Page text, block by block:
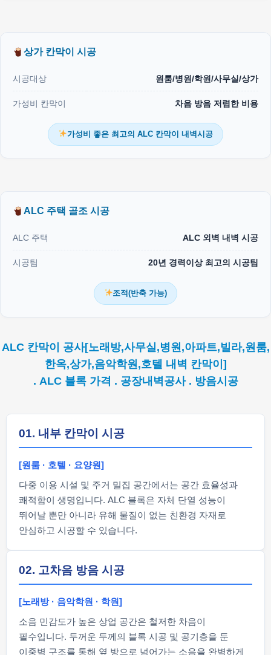
상가 칸막이 시공
시공대상 원룸/병원/학원/사무실/상가
가성비 칸막이 차음 방음 저렴한 비용
가성비 좋은 최고의 ALC 칸막이 내벽시공
ALC 주택 골조 시공
ALC 주택 ALC 외벽 내벽 시공
시공팀 20년 경력이상 최고의 시공팀
조적(반축 가능)
ALC 칸막이 공사[노래방,사무실,병원,아파트,빌라,원룸,
한옥,상가,음악학원,호텔 내벽 칸막이]
. ALC 블록 가격 . 공장내벽공사 . 방음시공
01. 내부 칸막이 시공
[원룸 · 호텔 · 요양원]
다중 이용 시설 및 주거 밀집 공간에서는 공간 효율성과
쾌적함이 생명입니다. ALC 블록은 자체 단열 성능이
뛰어날 뿐만 아니라 유해 물질이 없는 친환경 자재로
안심하고 시공할 수 있습니다.
02. 고차음 방음 시공
[노래방 · 음악학원 · 학원]
소음 민감도가 높은 상업 공간은 철저한 차음이
필수입니다. 두꺼운 두께의 블록 시공 및 공기층을 둔
이중벽 구조를 통해 옆 방으로 넘어가는 소음을 완벽하게